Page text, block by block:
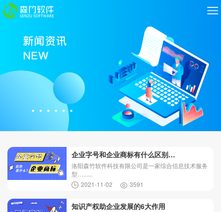
企业字号和企业商标有什么区别…
洛阳森竹软件科技有限公司是一家综合信息技术服务
型…......
2021-11-02
3591
知识产权助企业发展的6大作用